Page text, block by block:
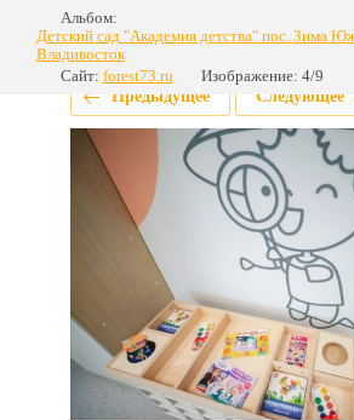
Альбом:
Детский сад "Академия детства" пос. Зима
Владивосток
Сайт: forest73.ru
Изображение: 4/9
Предыдущее
Следующее